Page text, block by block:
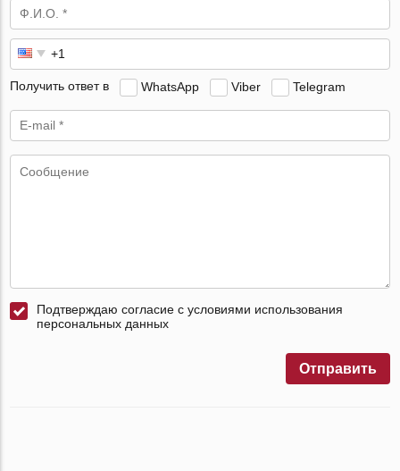
Получить ответ в WhatsApp Viber Telegram
Подтверждаю согласие с условиями использования
персональных данных
Отправить